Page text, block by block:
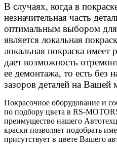
В случаях, когда в
незначительная часть
оптимальным выбором для
является локальная
локальная покраска
дает возможность
ее демонтажа, то есть без
зазоров деталей на Вашей
Покрасочное оборудование и
по подбору цвета в RS-
преимущество нашего
краски позволяет подобрать
присутствует в цвете Вашего